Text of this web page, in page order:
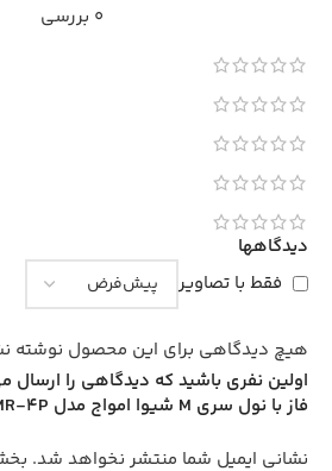
0 بررسی
دیدگاهها
فقط با تصاویر
هیچ دیدگاهی برای این محصول نوشته
اولین نفری باشید که دیدگاهی را ارسال
فاز با نول سری M شیوا امواج مدل MR-4P”
نشانی ایمیل شما منتشر نخواهد شد.